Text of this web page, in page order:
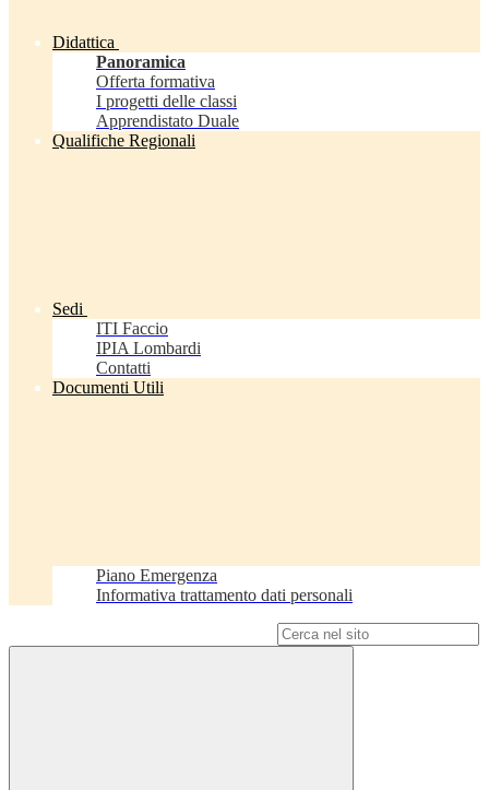
Didattica
Panoramica
Offerta formativa
I progetti delle classi
Apprendistato Duale
Qualifiche Regionali
Sedi
ITI Faccio
IPIA Lombardi
Contatti
Documenti Utili
Piano Emergenza
Informativa trattamento dati personali